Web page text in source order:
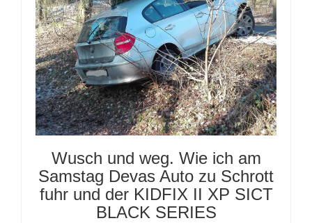
Wusch und weg. Wie ich am
Samstag Devas Auto zu Schrott
fuhr und der KIDFIX II XP SICT
BLACK SERIES